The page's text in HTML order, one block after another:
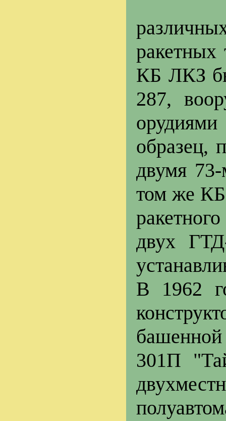
ракетных
КБ ЛКЗ
287,
образец,
двумя
том же КБ
двух
В 1962
301П